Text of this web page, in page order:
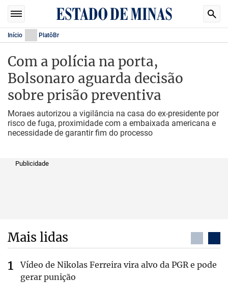
Início PlatôBr
Com a polícia na porta,
Bolsonaro aguarda decisão
sobre prisão preventiva
Moraes autorizou a vigilância na casa do ex-presidente por
risco de fuga, proximidade com a embaixada americana e
necessidade de garantir fim do processo
Publicidade
Mais lidas
Vídeo de Nikolas Ferreira vira alvo da PGR e pode
gerar punição